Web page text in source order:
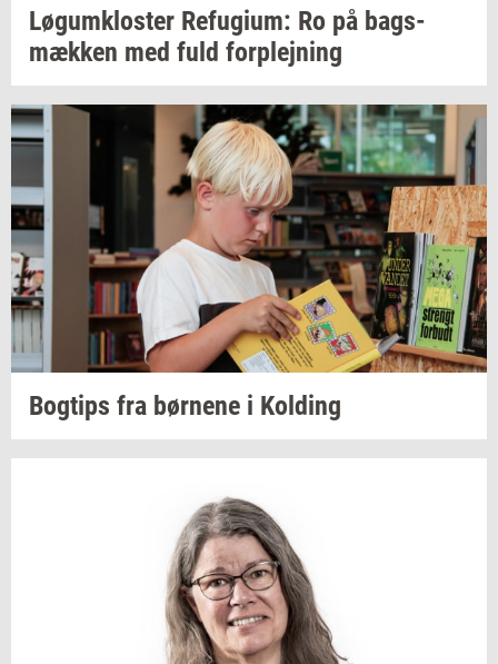
Løgum­klo­ster Re­fu­gi­um: Ro på bags­
mæk­ken med fuld for­plej­ning
Bog­tips fra bør­ne­ne i Kol­ding